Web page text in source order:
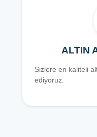
ALTIN
Sizlere en kaliteli
ediyoruz.